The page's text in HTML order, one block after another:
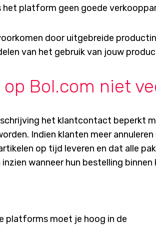
het platform geen goede
door uitgebreide
van het gebruik van jouw
Bol.com niet
het klantcontact beperkt
Indien klanten meer
op tijd leveren en dat alle
wanneer hun bestelling binnen
platforms moet je hoog in de